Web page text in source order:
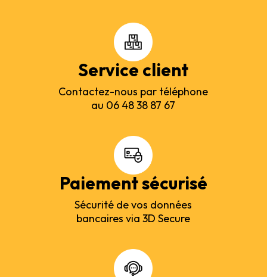
Service client
Contactez-nous par téléphone
au 06 48 38 87 67
Paiement sécurisé
Sécurité de vos données
bancaires via 3D Secure